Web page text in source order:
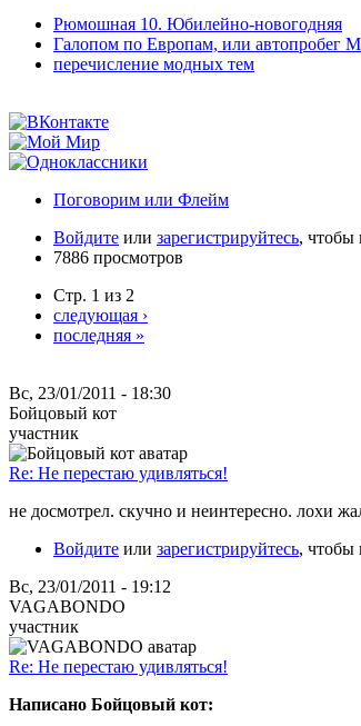
Рюмошная 10. Юбилейно-новогодняя
Галопом по Европам, или автопробег
перечисление модных тем
Поговорим или Флейм
Войдите или зарегистрируйтесь, чтобы
7886 просмотров
Стр. 1 из 2
следующая ›
последняя »
Вс, 23/01/2011 - 18:30
Бойцовый кот
участник
Re: Не перестаю удивляться!
не досмотрел. скучно и неинтересно. лохи
Войдите или зарегистрируйтесь, чтобы
Вс, 23/01/2011 - 19:12
VAGABONDO
участник
Re: Не перестаю удивляться!
Написано Бойцовый кот: